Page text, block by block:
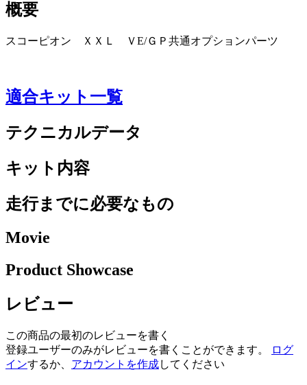
概要
スコーピオン ＸＸＬ ＶE/ＧＰ共通オプションパーツ
適合キット一覧
テクニカルデータ
キット内容
走行までに必要なもの
Movie
Product Showcase
レビュー
この商品の最初のレビューを書く
登録ユーザーのみがレビューを書くことができます。
ログ
インするか、 アカウントを作成してください